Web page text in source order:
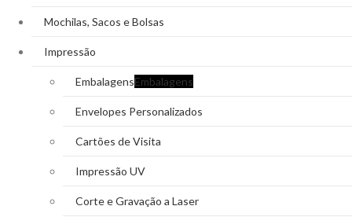
Mochilas, Sacos e Bolsas
Impressão
EmbalagensEmbalagens
Envelopes Personalizados
Cartões de Visita
Impressão UV
Corte e Gravação a Laser